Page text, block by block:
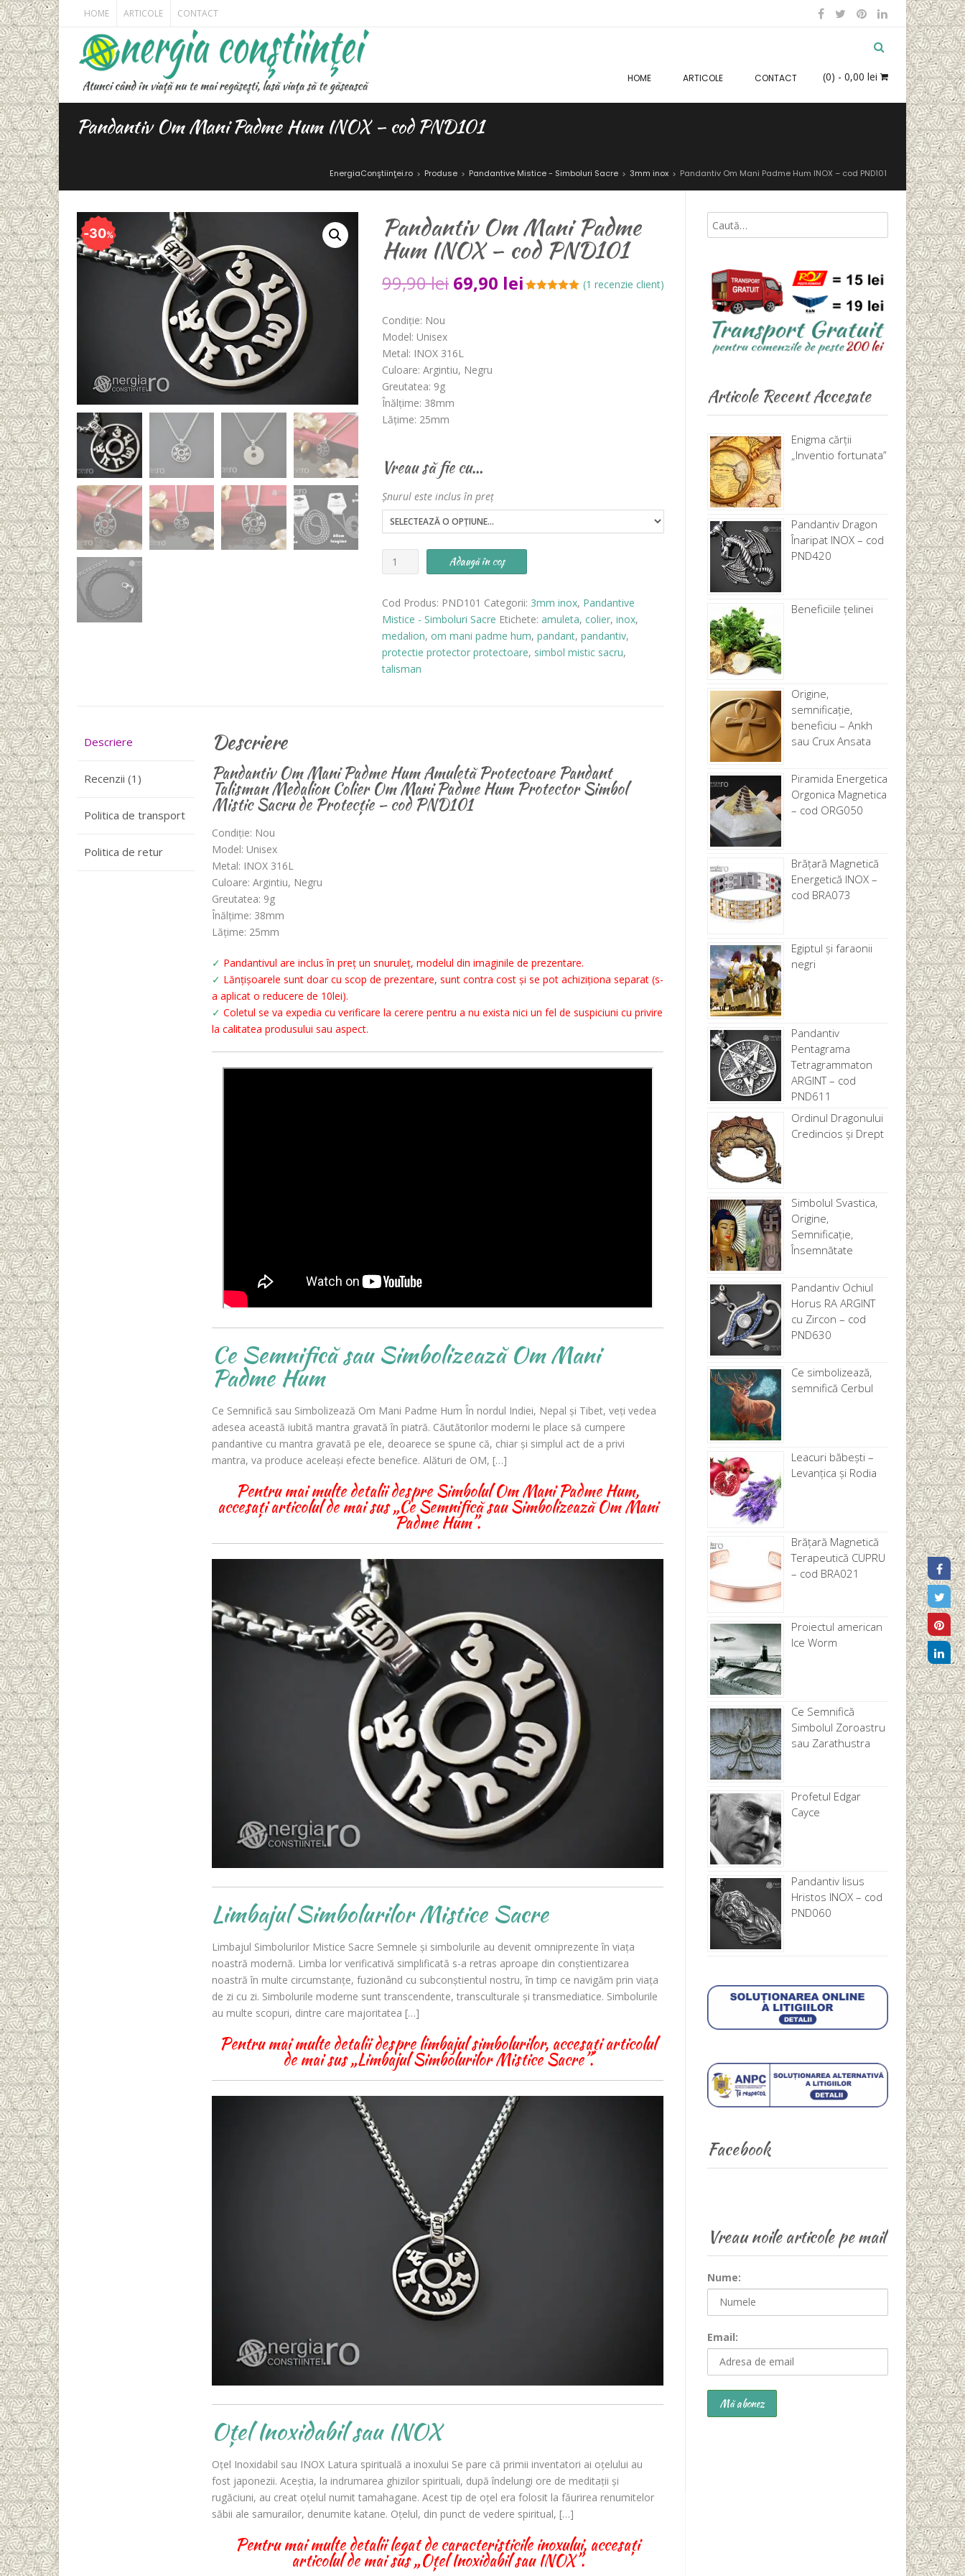
HOME ARTICOLE CONTACT
(0) - 0,00 lei
HOME ARTICOLE CONTACT
Pandantiv Om Mani Padme Hum INOX – cod PND101
EnergiaConştiinţei.ro > Produse > Pandantive Mistice - Simboluri Sacre > 3mm inox > Pandantiv Om Mani Padme Hum INOX – cod PND101
30% Pandantiv Om Mani Padme
Hum INOX – cod PND101
(1 recenzie client)
99,90lei 69,90 lei
Condiție: Nou
Model: Unisex
Metal: INOX 316L
Culoare: Argintiu, Negru
Greutatea: 9g
Înălțime: 38mm
Lățime: 25mm
Vreau să fie cu…
Șnurul este inclus în preț
Cantitate
Pandantiv
Mani
Padme
Hum
INOX
-
Adaugă în coș
Cod Produs: PND101 Categorii: 3mm inox, Pandantive
Mistice - Simboluri Sacre Etichete:amuleta,colier,inox,
medalion,om mani padme hum,pandant,pandantiv,
protectie protector protectoare, simbol mistic sacru,
talisman
Descriere
Recenzii (1)
Politica de transport
Politica de retur
Descriere
Pandantiv Om Mani Padme Hum Amuletă Protectoare Pandant
Talisman Medalion Colier Om Mani Padme Hum Protector Simbol
Mistic Sacru de Protecție – cod PND101
Condiție: Nou
Model: Unisex
Metal: INOX 316L
Culoare: Argintiu, Negru
Greutatea: 9g
Înălțime: 38mm
Lățime: 25mm
✓ Pandantivul are inclus în preț un snuruleț, modelul din imaginile de prezentare.
✓ Lănțișoarele sunt doar cu scop de prezentare, sunt contra cost și se pot achiziționa separat (s-
a aplicat o reducere de 10lei).
✓ Coletul se va expedia cu verificare la cerere pentru a nu exista nici un fel de suspiciuni cu privire
la calitatea produsului sau aspect.
Ce Semnifică sau Simbolizează Om Mani
Padme Hum
Ce Semnifică sau Simbolizează Om Mani Padme Hum În nordul Indiei, Nepal și Tibet, veți vedea
adesea această iubită mantra gravată în piatră. Căutătorilor moderni le place să cumpere
pandantive cu mantra gravată pe ele, deoarece se spune că, chiar și simplul act de a privi
mantra, va produce aceleași efecte benefice. Alături de OM, […]
Pentru mai multe detalii despre Simbolul Om Mani Padme Hum,
accesați articolul de mai sus „Ce Semnifică sau Simbolizează Om Mani
Padme Hum”.
Limbajul Simbolurilor Mistice Sacre
Limbajul Simbolurilor Mistice Sacre Semnele și simbolurile au devenit omniprezente în viața
noastră modernă. Limba lor verificativă simplificată s-a retras aproape din conștientizarea
noastră în multe circumstanțe, fuzionând cu subconștientul nostru, în timp ce navigăm prin viața
de zi cu zi. Simbolurile moderne sunt transcendente, transculturale și transmediatice. Simbolurile
au multe scopuri, dintre care majoritatea […]
Pentru mai multe detalii despre limbajul simbolurilor, accesați articolul
de mai sus „Limbajul Simbolurilor Mistice Sacre”.
Oțel Inoxidabil sau INOX
Oțel Inoxidabil sau INOX Latura spirituală a inoxului Se pare că primii inventatori ai oțelului au
fost japonezii. Aceștia, la indrumarea ghizilor spirituali, după îndelungi ore de meditații și
rugăciuni, au creat oțelul numit tamahagane. Acest tip de oțel era folosit la făurirea renumitelor
săbii ale samurailor, denumite katane. Oțelul, din punct de vedere spiritual, […]
Pentru mai multe detalii legat de caracteristicile inoxului, accesați
articolul de mai sus „Oțel Inoxidabil sau INOX”.
Articole Recent Accesate
Enigma cărţii
„Inventio fortunata”
Pandantiv Dragon
Înaripat INOX – cod
PND420
Beneficiile țelinei
Origine,
semnificație,
beneficiu – Ankh
sau Crux Ansata
Piramida Energetica
Orgonica Magnetica
– cod ORG050
Brăţară Magnetică
Energetică INOX –
cod BRA073
Egiptul și faraonii
negri
Pandantiv
Pentagrama
Tetragrammaton
ARGINT – cod
PND611
Ordinul Dragonului
Credincios și Drept
Simbolul Svastica,
Origine,
Semnificație,
Însemnătate
Pandantiv Ochiul
Horus RA ARGINT
cu Zircon – cod
PND630
Ce simbolizează,
semnifică Cerbul
Leacuri băbești –
Levanţica și Rodia
Brăţară Magnetică
Terapeutică CUPRU
– cod BRA021
Proiectul american
Ice Worm
Ce Semnifică
Simbolul Zoroastru
sau Zarathustra
Profetul Edgar
Cayce
Pandantiv Iisus
Hristos INOX – cod
PND060
Facebook
Vreau noile articole pe mail
Nume:
Email: